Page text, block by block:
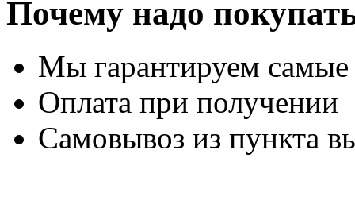
Почему надо
Мы гарантируем
Оплата при получении
Самовывоз из пункта